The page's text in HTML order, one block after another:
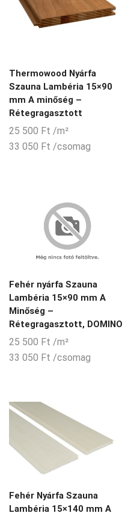
Thermowood Nyárfa
Szauna Lambéria 15×90
mm A minőség –
Rétegragasztott
25 500 Ft /m²
33 050 Ft /csomag
Fehér nyárfa Szauna
Lambéria 15×90 mm A
Minőség –
Rétegragasztott, DOMINO
25 500 Ft /m²
33 050 Ft /csomag
Fehér Nyárfa Szauna
Lambéria 15×140 mm A